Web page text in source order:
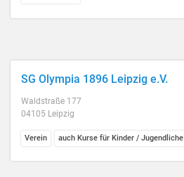
SG Olympia 1896 Leipzig e.V.
Waldstraße 177
04105 Leipzig
Verein auch Kurse für Kinder / Jugendliche